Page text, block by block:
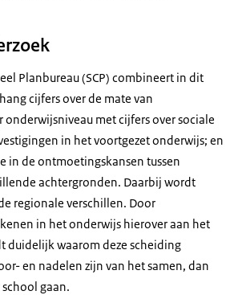
Planbureau (SCP) combineert in dit
cijfers over de mate van
onderwijsniveau met cijfers over sociale
in het voortgezet onderwijs; en
in de ontmoetingskansen tussen
achtergronden. Daarbij wordt
regionale verschillen. Door
in het onderwijs hierover aan het
duidelijk waarom deze scheiding
en nadelen zijn van het samen, dan
gaan.